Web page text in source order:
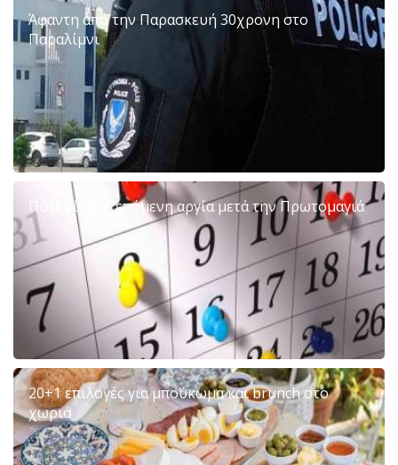
Άφαντη από την Παρασκευή 30χρονη στο
Παραλίμνι
Πότε είναι η επόμενη αργία μετά την Πρωτομαγιά
20+1 επιλογές για μπούκωμα και brunch στο
χωριό